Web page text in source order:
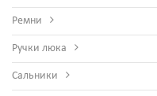
Ремни
Ручки люка
Сальники